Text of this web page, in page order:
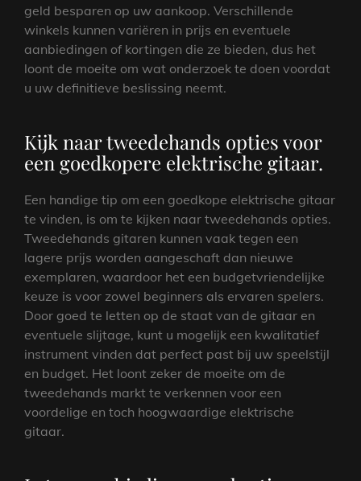
geld besparen op uw aankoop. Verschillende
winkels kunnen variëren in prijs en eventuele
aanbiedingen of kortingen die ze bieden, dus het
loont de moeite om wat onderzoek te doen voordat
u uw definitieve beslissing neemt.
Kijk naar tweedehands opties voor
een goedkopere elektrische gitaar.
Een handige tip om een goedkope elektrische gitaar
te vinden, is om te kijken naar tweedehands opties.
Tweedehands gitaren kunnen vaak tegen een
lagere prijs worden aangeschaft dan nieuwe
exemplaren, waardoor het een budgetvriendelijke
keuze is voor zowel beginners als ervaren spelers.
Door goed te letten op de staat van de gitaar en
eventuele slijtage, kunt u mogelijk een kwalitatief
instrument vinden dat perfect past bij uw speelstijl
en budget. Het loont zeker de moeite om de
tweedehands markt te verkennen voor een
voordelige en toch hoogwaardige elektrische
gitaar.